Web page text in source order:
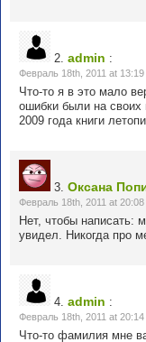
2. admin :
Февраль 18th, 2011 at 13:19
Что-то я в это мало
ошибки были на своих
2009 года книги
3. Оксана
Февраль 18th, 2011 at 20:08
Нет, чтобы написать:
увидел. Никогда про
4. admin :
Февраль 18th, 2011 at 20:14
Что-то фамилия мне